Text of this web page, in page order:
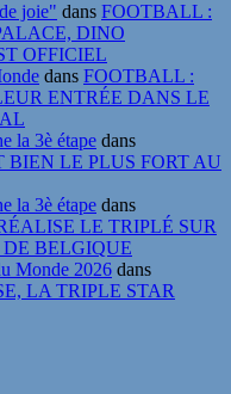
joie" dans FOOTBALL :
DINO
OFFICIEL
dans FOOTBALL :
ENTRÉE DANS LE
la 3è étape dans
BIEN LE PLUS FORT AU
la 3è étape dans
LE TRIPLÉ SUR
BELGIQUE
Monde 2026 dans
LA TRIPLE STAR